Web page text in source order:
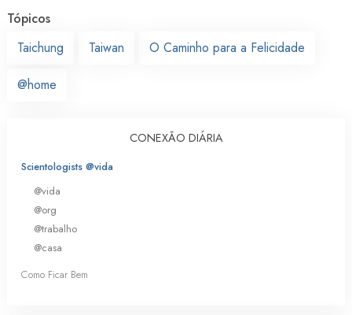
Tópicos
Taichung
Taiwan O Caminho para a Felicidade
@home
CONEXÃO DIÁRIA
Scientologists @vida
@vida
@org
@trabalho
@casa
Como Ficar Bem